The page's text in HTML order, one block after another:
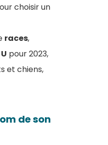
choisir un
races,
U pour 2023,
et chiens,
de son